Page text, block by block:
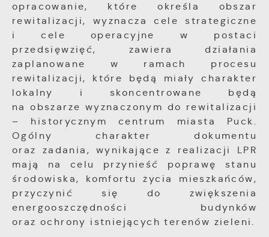
opracowanie, które określa obszar
rewitalizacji, wyznacza cele strategiczne
i cele operacyjne w postaci
przedsięwzięć, zawiera działania
zaplanowane w ramach procesu
rewitalizacji, które będą miały charakter
lokalny i skoncentrowane będą
na obszarze wyznaczonym do rewitalizacji
– historycznym centrum miasta Puck.
Ogólny charakter dokumentu
oraz zadania, wynikające z realizacji LPR
mają na celu przynieść poprawę stanu
środowiska, komfortu życia mieszkańców,
przyczynić się do zwiększenia
energooszczędności budynków
oraz ochrony istniejących terenów zieleni.